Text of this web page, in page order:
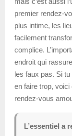
premier rendez-
plus intime, les
facilement
complice.
endroit qui
les faux pas. Si
en faire trop,
rendez-vous
L’essentiel a